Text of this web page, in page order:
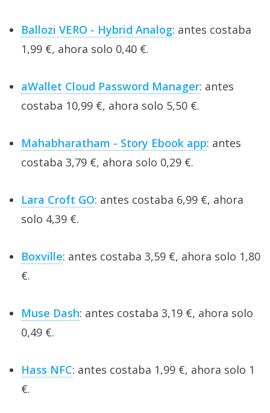
Ballozi VERO - Hybrid Analog: antes costaba
1,99 €, ahora solo 0,40 €.
aWallet Cloud Password Manager: antes
costaba 10,99 €, ahora solo 5,50 €.
Mahabharatham - Story Ebook app: antes
costaba 3,79 €, ahora solo 0,29 €.
Lara Croft GO: antes costaba 6,99 €, ahora
solo 4,39 €.
Boxville: antes costaba 3,59 €, ahora solo 1,80
€.
Muse Dash: antes costaba 3,19 €, ahora solo
0,49 €.
Hass NFC: antes costaba 1,99 €, ahora solo 1
€.